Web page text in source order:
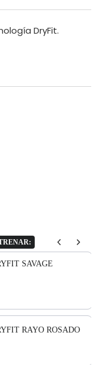
DryFit.
through product
SAVAGE
RAYO ROSADO